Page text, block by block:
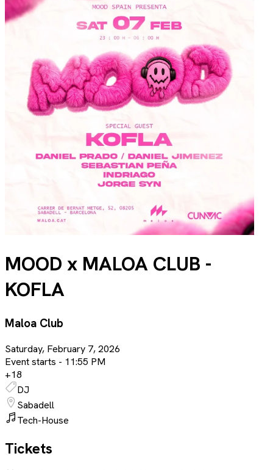
MOOD x MALOA CLUB -
KOFLA
Maloa Club
Saturday, February 7, 2026
Event starts - 11:55 PM
+18
DJ
Sabadell
Tech-House
Tickets